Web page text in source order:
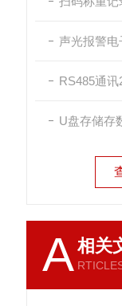
声光报警
RS485通
U盘存储存
A相关